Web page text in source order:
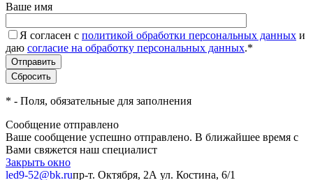
Ваше имя
Я согласен с политикой обработки персональных данных и
даю согласие на обработку персональных данных.*
* - Поля, обязательные для заполнения
Сообщение отправлено
Ваше сообщение успешно отправлено. В ближайшее время с
Вами свяжется наш специалист
Закрыть окно
led9-52@bk.ruпр-т. Октября, 2А ул. Костина, 6/1